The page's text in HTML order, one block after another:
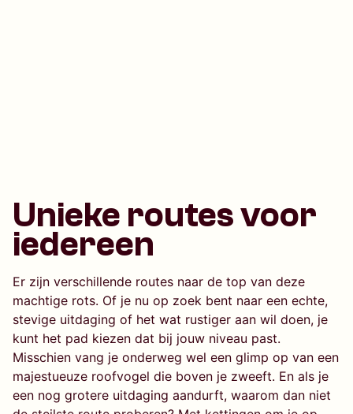
Unieke routes voor
iedereen
Er zijn verschillende routes naar de top van deze
machtige rots. Of je nu op zoek bent naar een echte,
stevige uitdaging of het wat rustiger aan wil doen, je
kunt het pad kiezen dat bij jouw niveau past.
Misschien vang je onderweg wel een glimp op van een
majestueuze roofvogel die boven je zweeft. En als je
een nog grotere uitdaging aandurft, waarom dan niet